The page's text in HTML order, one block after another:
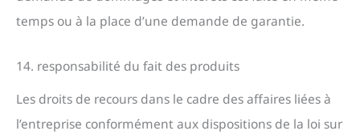
temps ou à la place d’une demande de garantie.
14. responsabilité du fait des produits
Les droits de recours dans le cadre des affaires liées à
l’entreprise conformément aux dispositions de la loi sur